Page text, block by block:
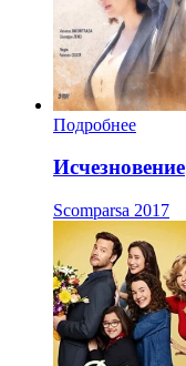
Подробнее
Исчезновение
Scomparsa 2017